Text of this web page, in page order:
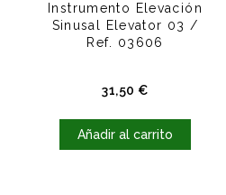
Instrumento Elevación
Sinusal Elevator 03 /
Ref. 03606
31,50 €Precio
Añadir al carrito